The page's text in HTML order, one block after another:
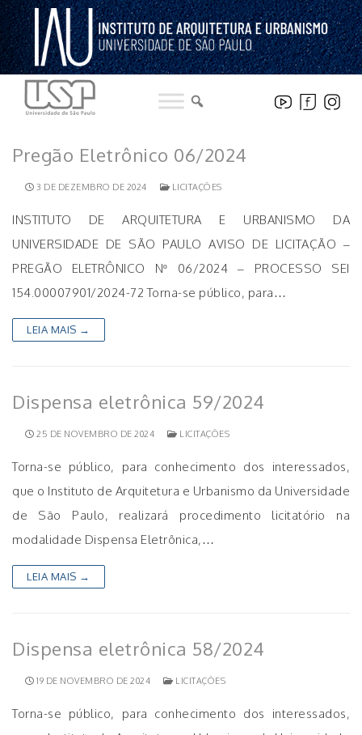
Pular
para
o
conteúdo
Pregão Eletrônico 06/2024
3 DE DEZEMBRO DE 2024 LICITAÇÕES
INSTITUTO DE ARQUITETURA E URBANISMO DA
UNIVERSIDADE DE SÃO PAULO AVISO DE LICITAÇÃO –
PREGÃO ELETRÔNICO Nº 06/2024 – PROCESSO SEI
154.00007901/2024-72 Torna-se público, para…
LEIA MAIS →
Dispensa eletrônica 59/2024
25 DE NOVEMBRO DE 2024 LICITAÇÕES
Torna-se público, para conhecimento dos interessados,
que o Instituto de Arquitetura e Urbanismo da Universidade
de São Paulo, realizará procedimento licitatório na
modalidade Dispensa Eletrônica,…
LEIA MAIS →
Dispensa eletrônica 58/2024
19 DE NOVEMBRO DE 2024 LICITAÇÕES
Torna-se público, para conhecimento dos interessados,